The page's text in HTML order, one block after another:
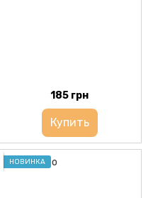
185 грн
Купить
НОВИНКА